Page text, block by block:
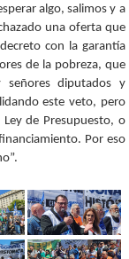
algo, salimos y a
una oferta que
con la garantía
de la pobreza, que
señores diputados y
este veto, pero
de Presupuesto, o
Por eso